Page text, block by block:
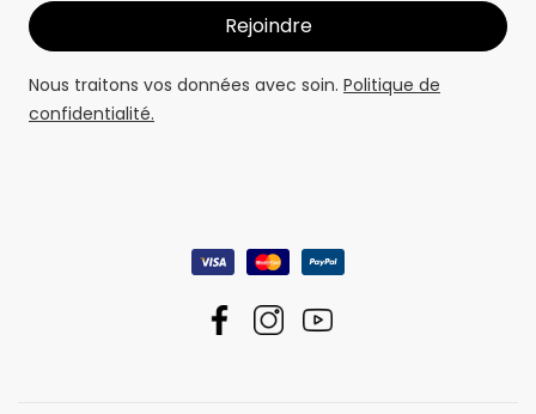
Nous traitons vos données avec soin. Politique de
confidentialité.